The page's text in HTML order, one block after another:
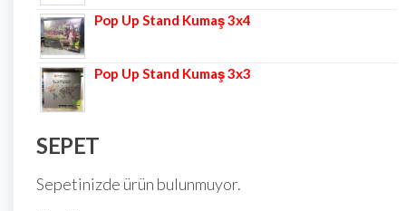
Pop Up Stand Kumaş 3x4
Pop Up Stand Kumaş 3x3
SEPET
Sepetinizde ürün bulunmuyor.